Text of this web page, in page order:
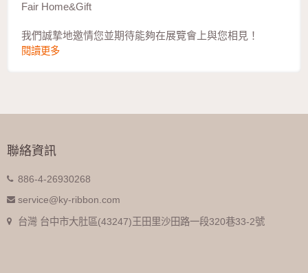
Fair Home&Gift
我們誠摯地邀情您並期待能夠在展覽會上與您相見！
閱讀更多
聯絡資訊
886-4-26930268
service@ky-ribbon.com
台灣 台中市大肚區(43247)王田里沙田路一段320巷33-2號